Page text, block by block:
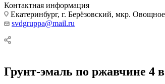
Контактная информация
Екатеринбург, г. Берёзовский, мкр.
svdgruppa@mail.ru
Грунт-эмаль по ржавчине 4